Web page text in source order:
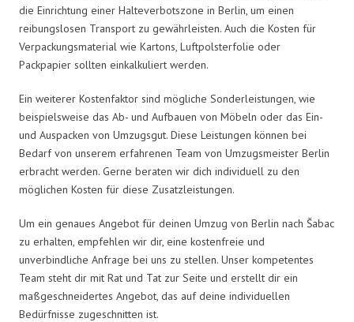
die Einrichtung einer Halteverbotszone in Berlin, um einen
reibungslosen Transport zu gewährleisten. Auch die Kosten für
Verpackungsmaterial wie Kartons, Luftpolsterfolie oder
Packpapier sollten einkalkuliert werden.
Ein weiterer Kostenfaktor sind mögliche Sonderleistungen, wie
beispielsweise das Ab- und Aufbauen von Möbeln oder das Ein-
und Auspacken von Umzugsgut. Diese Leistungen können bei
Bedarf von unserem erfahrenen Team von Umzugsmeister Berlin
erbracht werden. Gerne beraten wir dich individuell zu den
möglichen Kosten für diese Zusatzleistungen.
Um ein genaues Angebot für deinen Umzug von Berlin nach Šabac
zu erhalten, empfehlen wir dir, eine kostenfreie und
unverbindliche Anfrage bei uns zu stellen. Unser kompetentes
Team steht dir mit Rat und Tat zur Seite und erstellt dir ein
maßgeschneidertes Angebot, das auf deine individuellen
Bedürfnisse zugeschnitten ist.